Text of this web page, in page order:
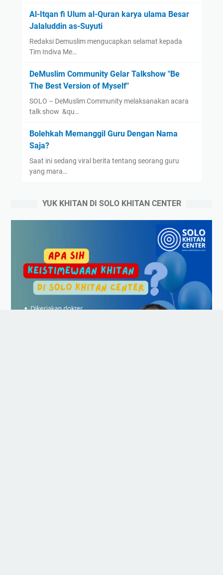
Al-Itqan fi Ulum al-Quran karya ulama Besar
Jalaluddin as-Suyuti
Redaksi Demuslim mengucapkan selamat kepada
Tim Indiva Me…
DeMuslim Community Gelar Talkshow "Be
The Best Version of Myself"
SOLO – DeMuslim Community melaksanakan acara
talk show &qu…
Bolehkah Memanggil Guru Dengan Nama
Saja?
Saat ini sedang viral berita tentang seorang guru
yang mara…
YUK KHITAN DI SOLO KHITAN CENTER